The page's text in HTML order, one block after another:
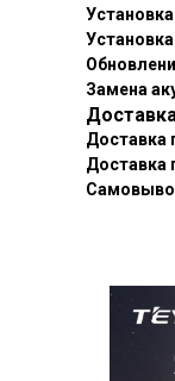
Замена
Доставка
Доставка